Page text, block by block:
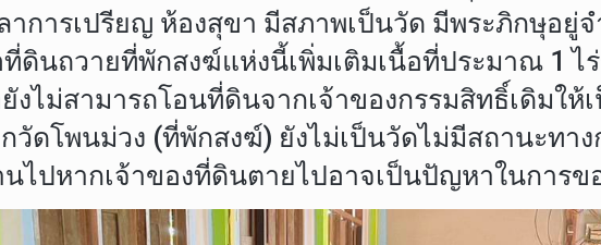
าการเปรียญ ห้องสุขา มีสภาพเป็นวัด มีพระภิกษุอยู่
ดินถวายที่พักสงฆ์แห่งนี้เพิ่มเติมเนื้อที่ประมาณ 1 ไ
ไม่สามารถโอนที่ดินจากเจ้าของกรรมสิทธิ์เดิมให้
วัดโพนม่วง (ที่พักสงฆ์) ยังไม่เป็นวัดไม่มีสถานะทา
ไปหากเจ้าของที่ดินตายไปอาจเป็นปัญหาในการ